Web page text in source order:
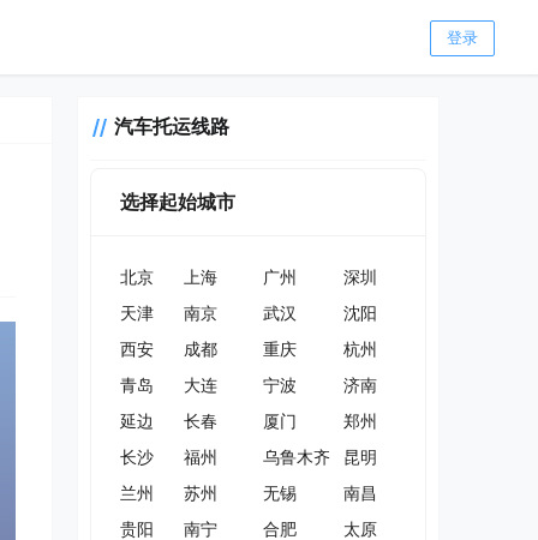
登录
汽车托运线路
选择起始城市
北京 上海 广州
深圳
天津
南京 武汉
沈阳
西安
成都 重庆
杭州
青岛
大连 宁波
济南
延边
长春 厦门
郑州
长沙
福州 乌鲁木齐
昆明
兰州
苏州 无锡
南昌
贵阳
南宁 合肥
太原